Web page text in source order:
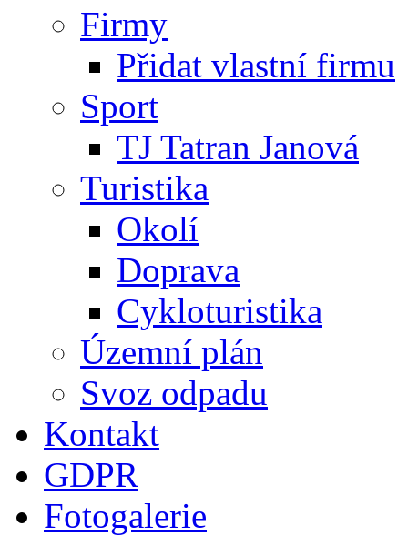
Firmy
Přidat vlastní firmu
Sport
TJ Tatran Janová
Turistika
Okolí
Doprava
Cykloturistika
Územní plán
Svoz odpadu
Kontakt
GDPR
Fotogalerie